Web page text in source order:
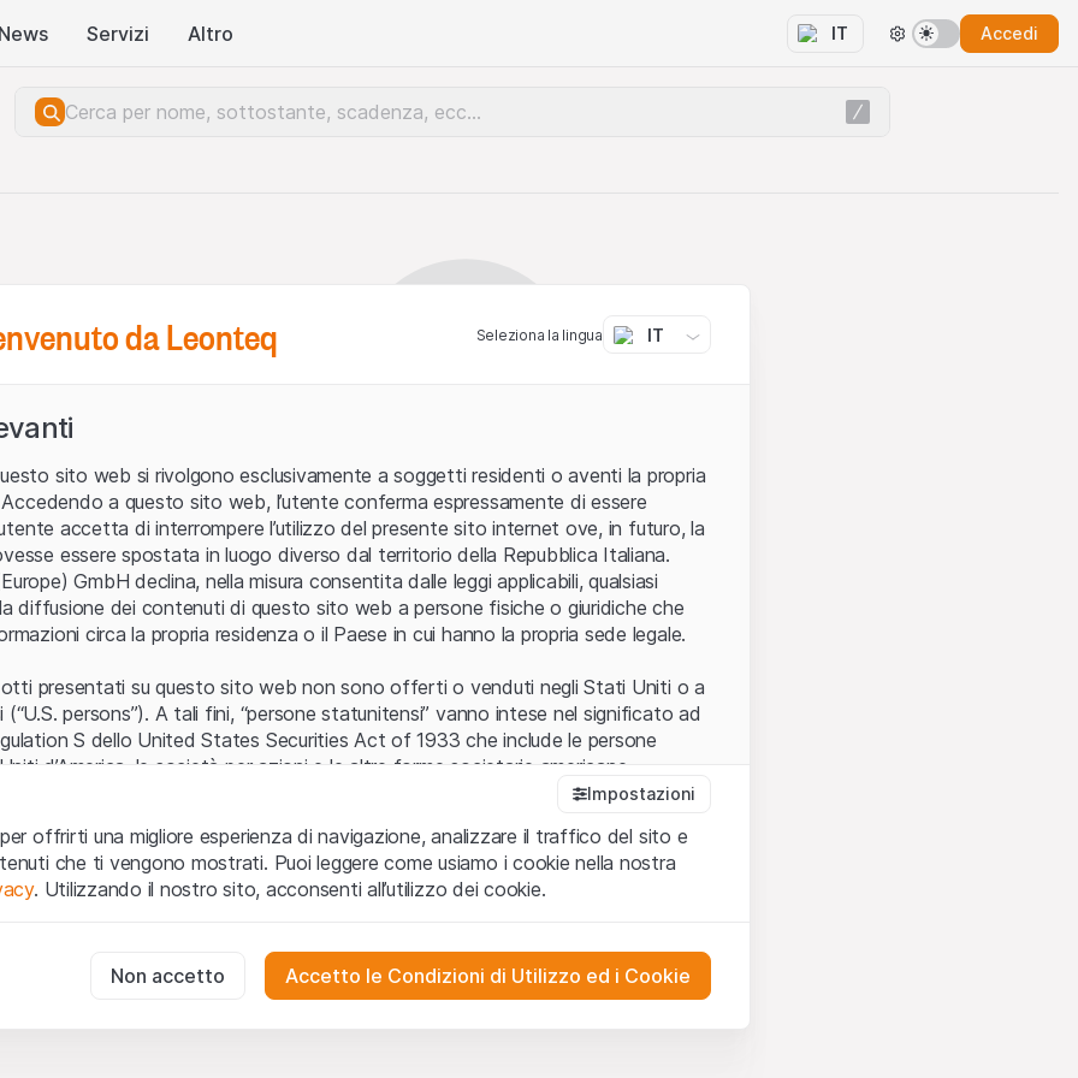
News Servizi Altro IT Accedi
Errore del server.
da Leonteq Seleziona la lingua IT
sito web si rivolgono esclusivamente a soggetti residenti o aventi la propria
a questo sito web, l’utente conferma espressamente di essere
accetta di interrompere l’utilizzo del presente sito internet ove, in futuro, la
essere spostata in luogo diverso dal territorio della Repubblica Italiana.
GmbH declina, nella misura consentita dalle leggi applicabili, qualsiasi
diffusione dei contenuti di questo sito web a persone fisiche o giuridiche che
circa la propria residenza o il Paese in cui hanno la propria sede legale.
presentati su questo sito web non sono offerti o venduti negli Stati Uniti o a
persons”). A tali fini, “persone statunitensi” vanno intese nel significato ad
S dello United States Securities Act of 1933 che include le persone
d’America, le società per azioni e le altre forme societarie americane.
web (di seguito, il “Sito”) si dichiara di aver compreso e di accettare le
avvertenze importanti e le condizioni di utilizzo ivi rese disponibili. Nel caso in
utilizzonon siano accettate, l’utente è tenuto ad interrompere l’utilizzo del
o invito ad acquistare
i dati, i servizi, gli strumenti, i documenti (i “Contenuti del Sito”) contenuti o
web hanno esclusivamente finalità informative e non rappresentano né
Impostazioni
offrirti una migliore esperienza di navigazione, analizzare il traffico del sito e
che ti vengono mostrati. Puoi leggere come usiamo i cookie nella nostra
. Utilizzando il nostro sito, acconsenti all’utilizzo dei cookie.
per il funzionamento del sito web e non possono essere disattivati.
Non accetto Accetto le Condizioni di Utilizzo ed i Cookie